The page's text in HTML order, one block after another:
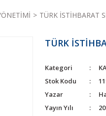
TÜRK İSTİHBARAT
TÜRK
Kategori
Stok Kodu
Yazar
Yayın Yılı